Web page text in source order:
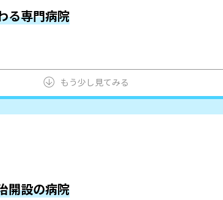
る専門病院
もう少し見てみる
開設の病院